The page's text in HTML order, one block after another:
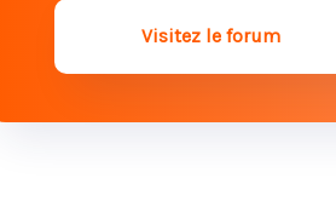
Conflit entre héritier et inventaire
successoral : que faut-il faire ?
Visitez le forum